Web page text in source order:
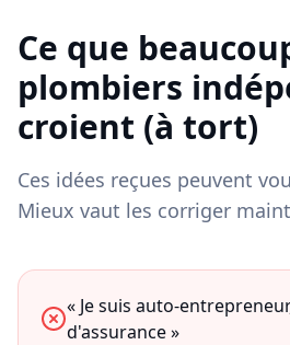
Ce que
plombiers
croient (à tort)
Ces idées reçues peuvent
Mieux vaut les corriger
« Je suis auto-
d'assurance »